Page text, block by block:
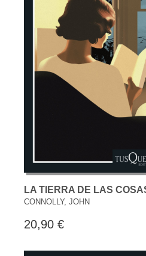
LA TIERRA DE LAS
CONNOLLY, JOHN
20,90 €